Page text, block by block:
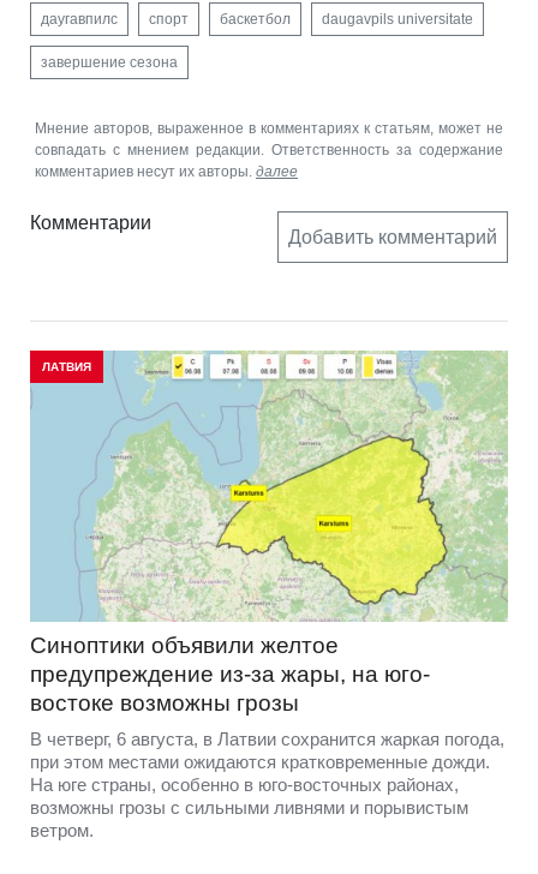
даугавпилс спорт баскетбол daugavpils universitate
завершение сезона
Мнение авторов, выраженное в комментариях к статьям, может не
совпадать с мнением редакции. Ответственность за содержание
комментариев несут их авторы. далее
Комментарии
Добавить комментарий
ЛАТВИЯ
Синоптики объявили желтое
предупреждение из-за жары, на юго-
востоке возможны грозы
В четверг, 6 августа, в Латвии сохранится жаркая погода,
при этом местами ожидаются кратковременные дожди.
На юге страны, особенно в юго-восточных районах,
возможны грозы с сильными ливнями и порывистым
ветром.